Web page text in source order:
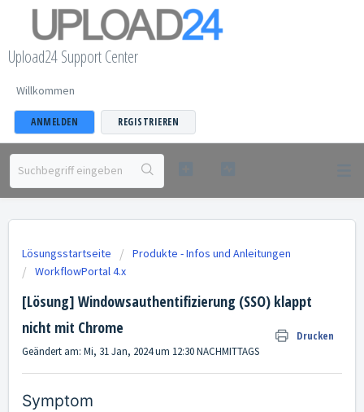
Upload24 Support Center
Willkommen
ANMELDEN REGISTRIEREN
Lösungsstartseite
Produkte - Infos und Anleitungen
WorkflowPortal 4.x
[Lösung] Windowsauthentifizierung (SSO) klappt
nicht mit Chrome
Drucken
Geändert am: Mi, 31 Jan, 2024 um 12:30 NACHMITTAGS
Symptom